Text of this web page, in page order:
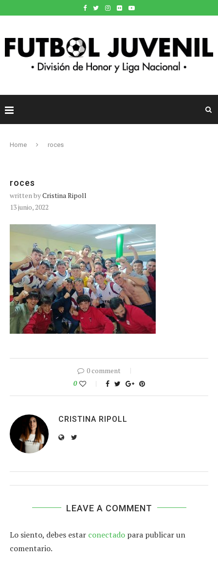
Home roces
roces
written byCristina Ripoll
13 junio, 2022
0 comment
0
CRISTINA RIPOLL
LEAVE A COMMENT
Lo siento, debes estar conectado para publicar un
comentario.